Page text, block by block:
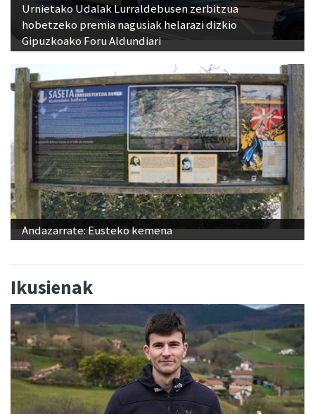
Urnietako Udalak Lurraldebusen zerbitzua
hobetzeko premia nagusiak helarazi dizkio
Gipuzkoako Foru Aldundiari
Andazarrate: Eusteko kemena
Ikusienak